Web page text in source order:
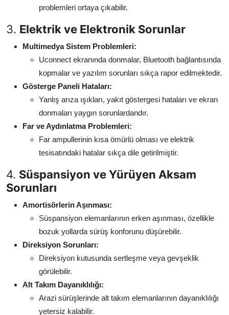
problemleri ortaya çıkabilir.
3. Elektrik ve Elektronik Sorunlar
Multimedya Sistem Problemleri:
Uconnect ekranında donmalar, Bluetooth bağlantısında
kopmalar ve yazılım sorunları sıkça rapor edilmektedir.
Gösterge Paneli Hataları:
Yanlış arıza ışıkları, yakıt göstergesi hataları ve ekran
donmaları yaygın sorunlardandır.
Far ve Aydınlatma Problemleri:
Far ampullerinin kısa ömürlü olması ve elektrik
tesisatındaki hatalar sıkça dile getirilmiştir.
4. Süspansiyon ve Yürüyen Aksam
Sorunları
Amortisörlerin Aşınması:
Süspansiyon elemanlarının erken aşınması, özellikle
bozuk yollarda sürüş konforunu düşürebilir.
Direksiyon Sorunları:
Direksiyon kutusunda sertleşme veya gevşeklik
görülebilir.
Alt Takım Dayanıklılığı:
Arazi sürüşlerinde alt takım elemanlarının dayanıklılığı
yetersiz kalabilir.